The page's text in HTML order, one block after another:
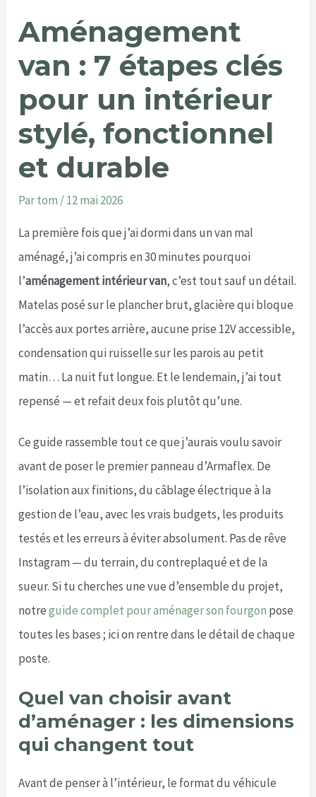
Aménagement
van : 7 étapes clés
pour un intérieur
stylé, fonctionnel
et durable
Partom /12 mai 2026
La première fois que j’ai dormi dans un van mal
aménagé, j’ai compris en 30 minutes pourquoi
l’aménagement intérieur van, c’est tout sauf un détail.
Matelas posé sur le plancher brut, glacière qui bloque
l’accès aux portes arrière, aucune prise 12V accessible,
condensation qui ruisselle sur les parois au petit
matin… La nuit fut longue. Et le lendemain, j’ai tout
repensé — et refait deux fois plutôt qu’une.
Ce guide rassemble tout ce que j’aurais voulu savoir
avant de poser le premier panneau d’Armaflex. De
l’isolation aux finitions, du câblage électrique à la
gestion de l’eau, avec les vrais budgets, les produits
testés et les erreurs à éviter absolument. Pas de rêve
Instagram — du terrain, du contreplaqué et de la
sueur. Si tu cherches une vue d’ensemble du projet,
notreguide complet pour aménager son fourgon pose
toutes les bases ; ici on rentre dans le détail de chaque
poste.
Quel van choisir avant
d’aménager : les dimensions
qui changent tout
Avant de penser à l’intérieur, le format du véhicule